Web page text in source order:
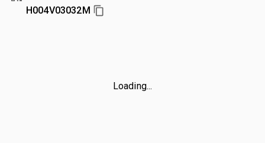
H004V03032M
Loading...